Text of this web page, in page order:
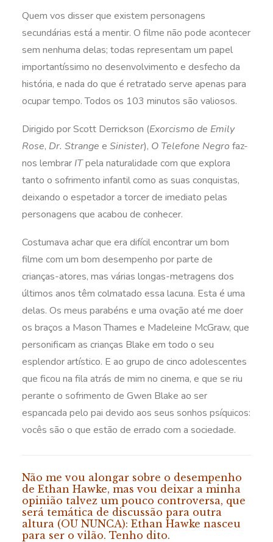
Quem vos disser que existem personagens
secundárias está a mentir. O filme não pode acontecer
sem nenhuma delas; todas representam um papel
importantíssimo no desenvolvimento e desfecho da
história, e nada do que é retratado serve apenas para
ocupar tempo. Todos os 103 minutos são valiosos.
Dirigido por Scott Derrickson (Exorcismo de Emily
Rose, Dr. Strange e Sinister), O Telefone Negro faz-
nos lembrar ITpela naturalidade com que explora
tanto o sofrimento infantil como as suas conquistas,
deixando o espetador a torcer de imediato pelas
personagens que acabou de conhecer.
Costumava achar que era difícil encontrar um bom
filme com um bom desempenho por parte de
crianças-atores, mas várias longas-metragens dos
últimos anos têm colmatado essa lacuna. Esta é uma
delas. Os meus parabéns e uma ovação até me doer
os braços a Mason Thames e Madeleine McGraw, que
personificam as crianças Blake em todo o seu
esplendor artístico. E ao grupo de cinco adolescentes
que ficou na fila atrás de mim no cinema, e que se riu
perante o sofrimento de Gwen Blake ao ser
espancada pelo pai devido aos seus sonhos psíquicos:
vocês são o que estão de errado com a sociedade.
Não me vou alongar sobre o desempenho
de Ethan Hawke, mas vou deixar a minha
opinião talvez um pouco controversa, que
será temática de discussão para outra
altura (OU NUNCA): Ethan Hawke nasceu
para ser o vilão. Tenho dito.